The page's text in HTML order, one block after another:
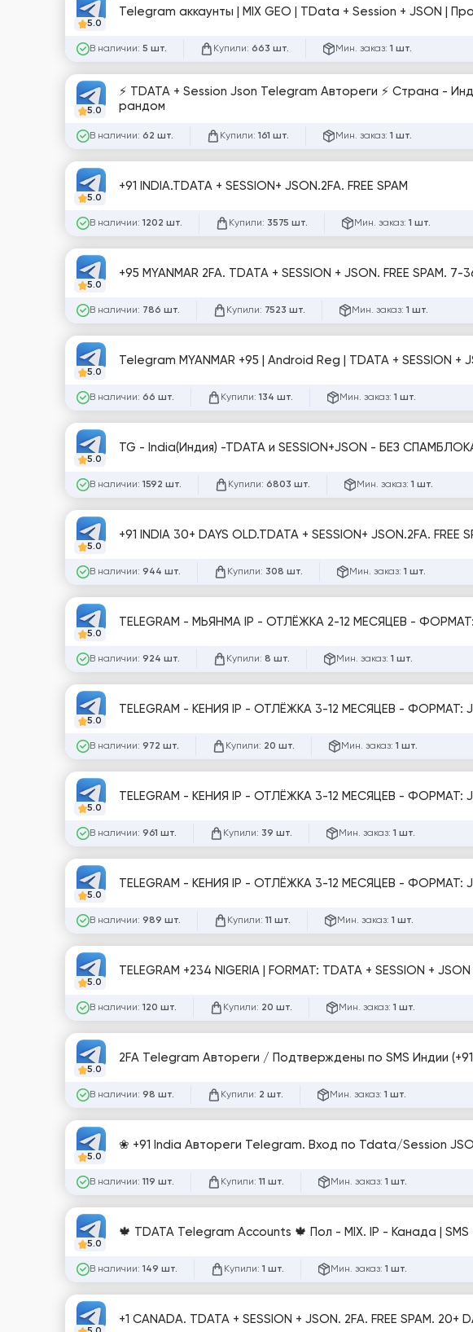
5.0
Telegram аккаунты | MIX GEO | TData + Session + JSON |
В наличии: 5 шт. Купили: 663 шт. Мин. заказ: 1 шт.
5.0
⚡️ TDATA + Session Json Telegram Автореги ⚡️ Страна - Индия (+91 SMS). Подтверждены по SMS | Заполнение -
рандом
В наличии: 62 шт. Купили: 161 шт. Мин. заказ: 1 шт.
5.0
+91 INDIA.TDATA + SESSION+ JSON.2FA. FREE SPAM
В наличии: 1202 шт. Купили: 3575 шт. Мин. заказ: 1 шт.
5.0
+95 MYANMAR 2FA. TDATA + SESSION + JSON. FREE SPAM. 7-
В наличии: 786 шт. Купили: 7523 шт. Мин. заказ: 1 шт.
5.0
Telegram MYANMAR +95 | Android Reg | TDATA + SESSION +
В наличии: 66 шт. Купили: 134 шт. Мин. заказ: 1 шт.
5.0
TG - India(Индия) -TDATA и SESSION+JSON - БЕЗ
В наличии: 1592 шт. Купили: 6803 шт. Мин. заказ: 1 шт.
5.0
+91 INDIA 30+ DAYS OLD.TDATA + SESSION+ JSON.2FA. FREE
В наличии: 944 шт. Купили: 308 шт. Мин. заказ: 1 шт.
5.0
TELEGRAM - МЬЯНМА IP - ОТЛЁЖКА 2-12 МЕСЯЦЕВ -
В наличии: 924 шт. Купили: 8 шт. Мин. заказ: 1 шт.
5.0
TELEGRAM - КЕНИЯ IP - ОТЛЁЖКА 3-12 МЕСЯЦЕВ - ФОРМАТ:
В наличии: 972 шт. Купили: 20 шт. Мин. заказ: 1 шт.
5.0
TELEGRAM - КЕНИЯ IP - ОТЛЁЖКА 3-12 МЕСЯЦЕВ - ФОРМАТ:
В наличии: 961 шт. Купили: 39 шт. Мин. заказ: 1 шт.
5.0
В наличии: 989 шт. Купили: 11 шт. Мин. заказ: 1 шт.
5.0
TELEGRAM +234 NIGERIA | FORMAT: TDATA + SESSION + JSON
В наличии: 120 шт. Купили: 20 шт. Мин. заказ: 1 шт.
5.0
2FA Telegram Автореги / Подтверждены по SMS Индии
В наличии: 98 шт. Купили: 2 шт. Мин. заказ: 1 шт.
5.0
❀ +91 India Автореги Telegram. Вход по Tdata/Session
В наличии: 119 шт. Купили: 11 шт. Мин. заказ: 1 шт.
5.0
🍁 TDATA Telegram Accounts 🍁 Пол - MIX. IP - Канада |
В наличии: 149 шт. Купили: 1 шт. Мин. заказ: 1 шт.
+1 CANADA. TDATA + SESSION + JSON. 2FA. FREE SPAM. 20+